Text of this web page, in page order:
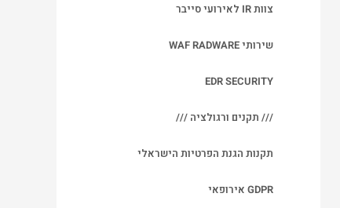
צוות IR לאירועי סייבר
שירותי WAF RADWARE
EDR SECURITY
/// תקנים ורגולציה ///
תקנות הגנת הפרטיות הישראלי
GDPR אירופאי